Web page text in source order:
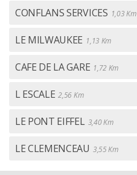
CONFLANS SERVICES 1,03 Km
LE MILWAUKEE 1,13 Km
CAFE DE LA GARE 1,72 Km
L ESCALE 2,56 Km
LE PONT EIFFEL 3,40 Km
LE CLEMENCEAU 3,55 Km